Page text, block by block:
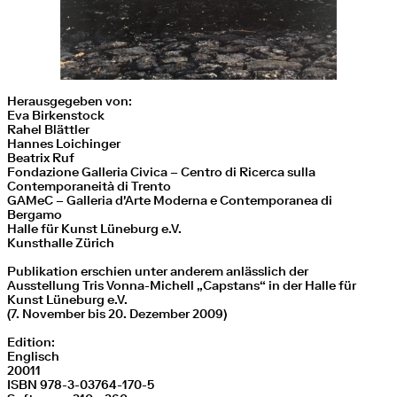
Herausgegeben von:
Eva Birkenstock
Rahel Blättler
Hannes Loichinger
Beatrix Ruf
Fondazione Galleria Civica – Centro di Ricerca sulla
Contemporaneità di Trento
GAMeC – Galleria d'Arte Moderna e Contemporanea di
Bergamo
Halle für Kunst Lüneburg e.V.
Kunsthalle Zürich
Publikation erschien unter anderem anlässlich der
Ausstellung Tris Vonna-Michell „Capstans“ in der Halle für
Kunst Lüneburg e.V.
(7. November bis 20. Dezember 2009)
Edition:
Englisch
20011
ISBN 978-3-03764-170-5